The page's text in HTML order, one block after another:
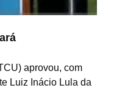
aprovou, com
Luiz Inácio Lula da